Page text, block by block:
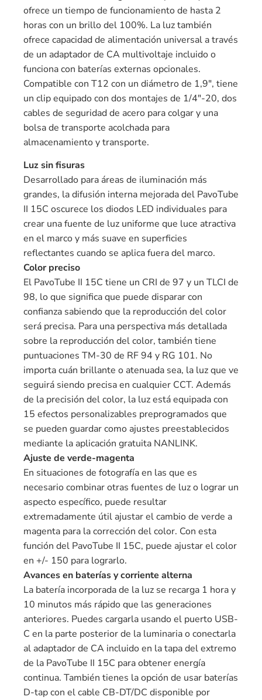
ofrece un tiempo de funcionamiento de hasta 2
horas con un brillo del 100%. La luz también
ofrece capacidad de alimentación universal a través
de un adaptador de CA multivoltaje incluido o
funciona con baterías externas opcionales.
Compatible con T12 con un diámetro de 1,9″, tiene
un clip equipado con dos montajes de 1/4″-20, dos
cables de seguridad de acero para colgar y una
bolsa de transporte acolchada para
almacenamiento y transporte.
Luz sin fisuras
Desarrollado para áreas de iluminación más
grandes, la difusión interna mejorada del PavoTube
II 15C oscurece los diodos LED individuales para
crear una fuente de luz uniforme que luce atractiva
en el marco y más suave en superficies
reflectantes cuando se aplica fuera del marco.
Color preciso
El PavoTube II 15C tiene un CRI de 97 y un TLCI de
98, lo que significa que puede disparar con
confianza sabiendo que la reproducción del color
será precisa. Para una perspectiva más detallada
sobre la reproducción del color, también tiene
puntuaciones TM-30 de RF 94 y RG 101. No
importa cuán brillante o atenuada sea, la luz que ve
seguirá siendo precisa en cualquier CCT. Además
de la precisión del color, la luz está equipada con
15 efectos personalizables preprogramados que
se pueden guardar como ajustes preestablecidos
mediante la aplicación gratuita NANLINK.
Ajuste de verde-magenta
En situaciones de fotografía en las que es
necesario combinar otras fuentes de luz o lograr un
aspecto específico, puede resultar
extremadamente útil ajustar el cambio de verde a
magenta para la corrección del color. Con esta
función del PavoTube II 15C, puede ajustar el color
en +/- 150 para lograrlo.
Avances en baterías y corriente alterna
La batería incorporada de la luz se recarga 1 hora y
10 minutos más rápido que las generaciones
anteriores. Puedes cargarla usando el puerto USB-
C en la parte posterior de la luminaria o conectarla
al adaptador de CA incluido en la tapa del extremo
de la PavoTube II 15C para obtener energía
continua. También tienes la opción de usar baterías
D-tap con el cable CB-DT/DC disponible por